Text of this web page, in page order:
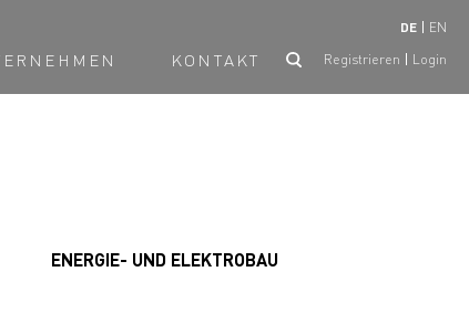
DE EN
KONTAKT Registrieren Login
ENERGIE- UND ELEKTROBAU